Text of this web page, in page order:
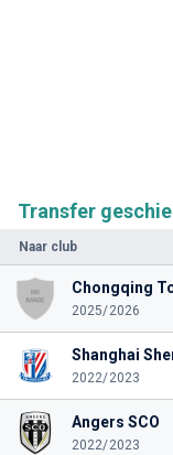
Transfer
Naar club
Chongqing
2025/2026
Shanghai
2022/2023
Angers SCO
2022/2023